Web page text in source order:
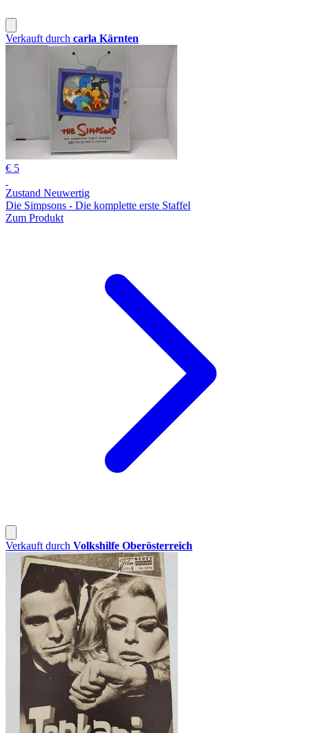
Verkauft durch carla Kärnten
€ 5
Zustand Neuwertig
Die Simpsons - Die komplette erste Staffel
Zum Produkt
Verkauft durch Volkshilfe Oberösterreich